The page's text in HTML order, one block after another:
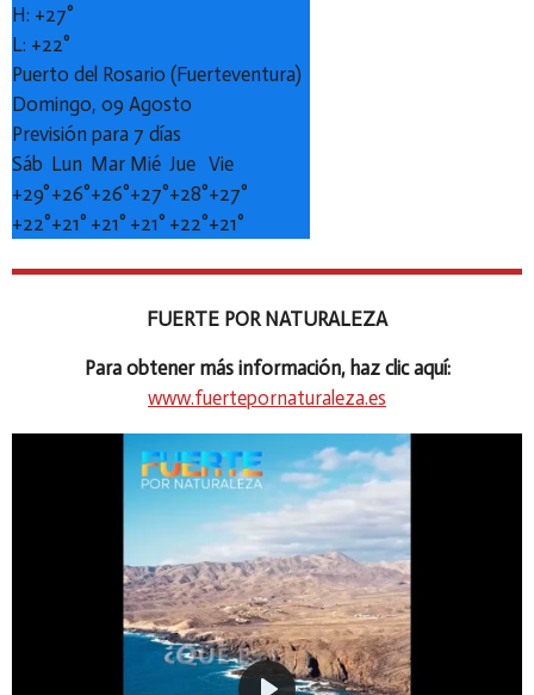
H: +27°
L: +22°
Puerto del Rosario (Fuerteventura)
Domingo, 09 Agosto
Previsión para 7 días
Sáb Lun Mar Mié Jue Vie
+29°+26°+26°+27°+28°+27°
+22°+21° +21° +21° +22°+21°
FUERTE POR NATURALEZA
Para obtener más información, haz clic aquí:
www.fuertepornaturaleza.es